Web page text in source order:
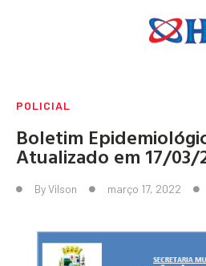
POLICIAL
Boletim
Atualizado em 17/03/
ByVilson março 17, 2022